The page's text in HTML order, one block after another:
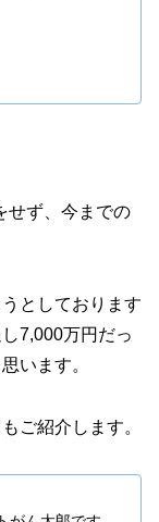
せず、今までの
としております
7,000万円だっ
います。
ご紹介します。